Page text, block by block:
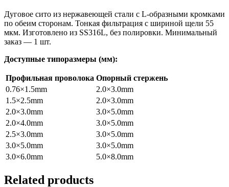
Дуговое сито из нержавеющей стали с L-образными кромками
по обеим сторонам. Тонкая фильтрация с шириной щели 55
мкм. Изготовлено из SS316L, без полировки. Минимальный
заказ — 1 шт.
Доступные типоразмеры (мм):
Профильная проволока Опорный стержень
0.76×1.5mm
2.0×3.0mm
1.5×2.5mm
2.0×3.0mm
2.0×3.0mm
3.0×5.0mm
2.0×4.0mm
3.0×5.0mm
2.5×3.0mm
3.0×5.0mm
3.0×5.0mm
3.0×5.0mm
3.0×6.0mm
5.0×8.0mm
Related products